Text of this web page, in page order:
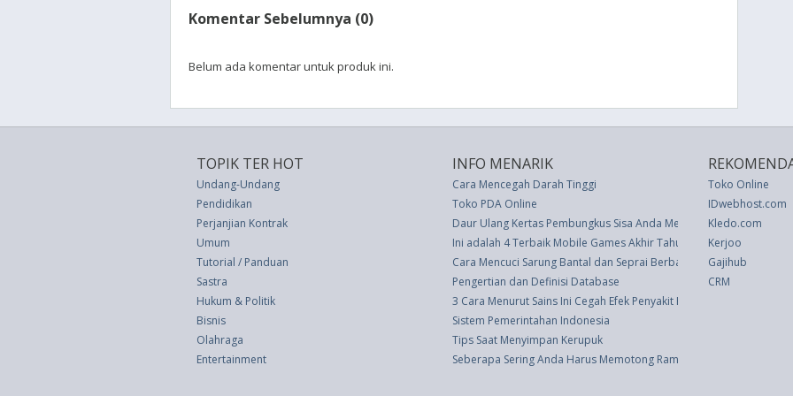
Komentar Sebelumnya (0)
Belum ada komentar untuk produk ini.
TOPIK TER HOT
Undang-Undang
Pendidikan
Perjanjian Kontrak
Umum
Tutorial / Panduan
Sastra
Hukum & Politik
Bisnis
Olahraga
Entertainment
INFO MENARIK
Cara Mencegah Darah Tinggi
Toko PDA Online
Daur Ulang Kertas Pembungkus Sisa Anda Menjadi Kerajinan yang
Ini adalah 4 Terbaik Mobile Games Akhir Tahun
Cara Mencuci Sarung Bantal dan Seprai Berbahan utra
Pengertian dan Definisi Database
3 Cara Menurut Sains Ini Cegah Efek Penyakit Hati Berlemak Non-
Sistem Pemerintahan Indonesia
Tips Saat Menyimpan Kerupuk
Seberapa Sering Anda Harus Memotong Rambut? Ini Kata Editor
Toko Online
IDwebhost.com
Kledo.com
Kerjoo
Gajihub
CRM